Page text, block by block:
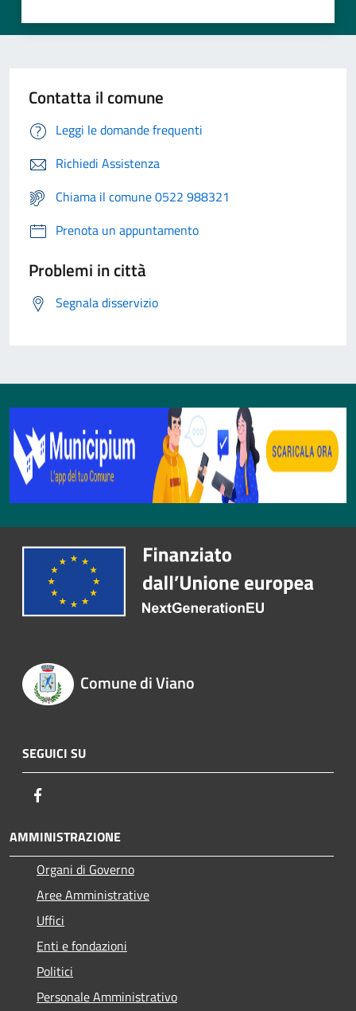
Contatta il comune
Leggi le domande frequenti
Richiedi Assistenza
Chiama il comune 0522 988321
Prenota un appuntamento
Problemi in città
Segnala disservizio
Comune di Viano
SEGUICI SU
AMMINISTRAZIONE
Organi di Governo
Aree Amministrative
Uffici
Enti e fondazioni
Politici
Personale Amministrativo